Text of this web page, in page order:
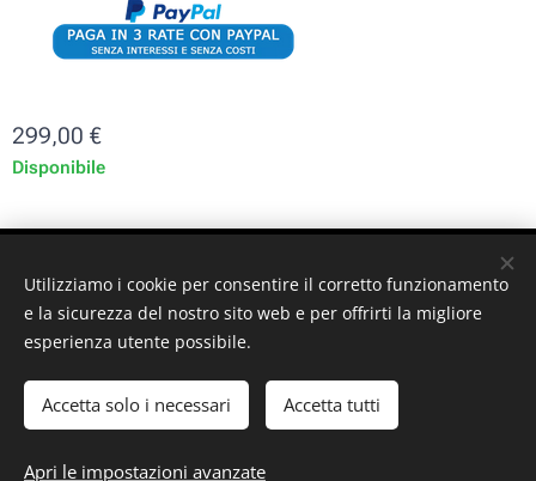
299,00 €
Disponibile
Aggiungi al carrello
10128 - Torino (TO) - P. iva: 10161030019
© 2024 ST-GARAGE All Rights Reserved
Cookies
Utilizziamo i cookie per consentire il corretto funzionamento
e la sicurezza del nostro sito web e per offrirti la migliore
esperienza utente possibile.
Accetta solo i necessari Accetta tutti
Apri le impostazioni avanzate